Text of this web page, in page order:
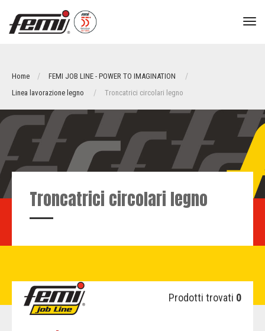
Home
FEMI JOB LINE - POWER TO IMAGINATION
Linea lavorazione legno
Troncatrici circolari legno
Troncatrici circolari legno
Prodotti trovati 0